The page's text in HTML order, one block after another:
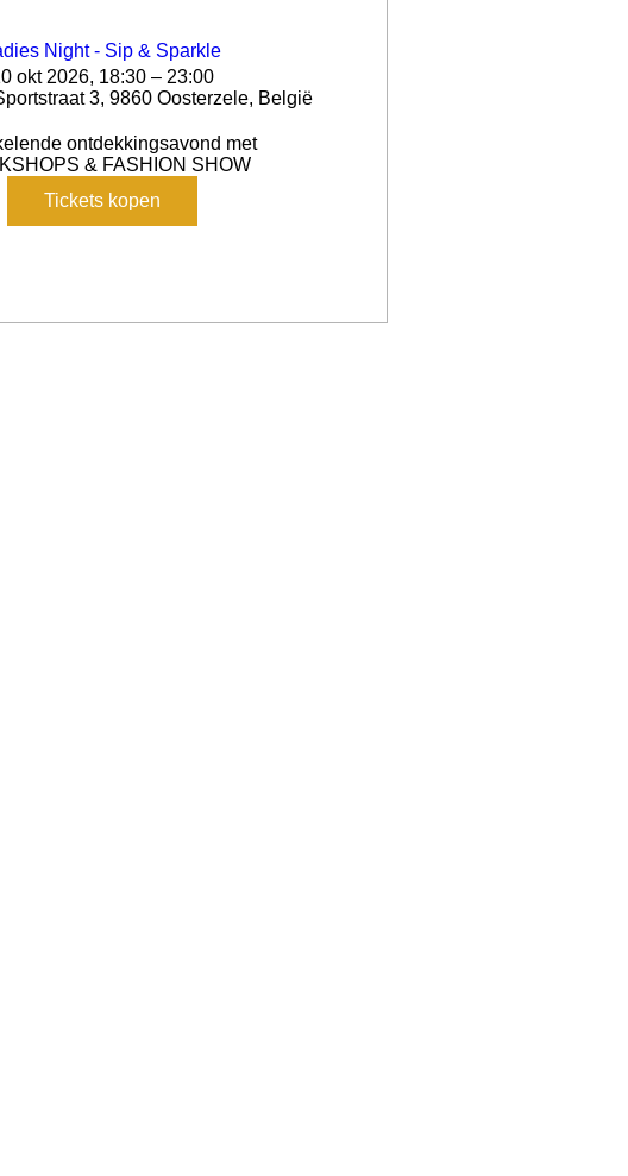
Night - Sip & Sparkle
okt 2026, 18:30 – 23:00
3, 9860 Oosterzele, België
ontdekkingsavond met
& FASHION SHOW
Tickets kopen